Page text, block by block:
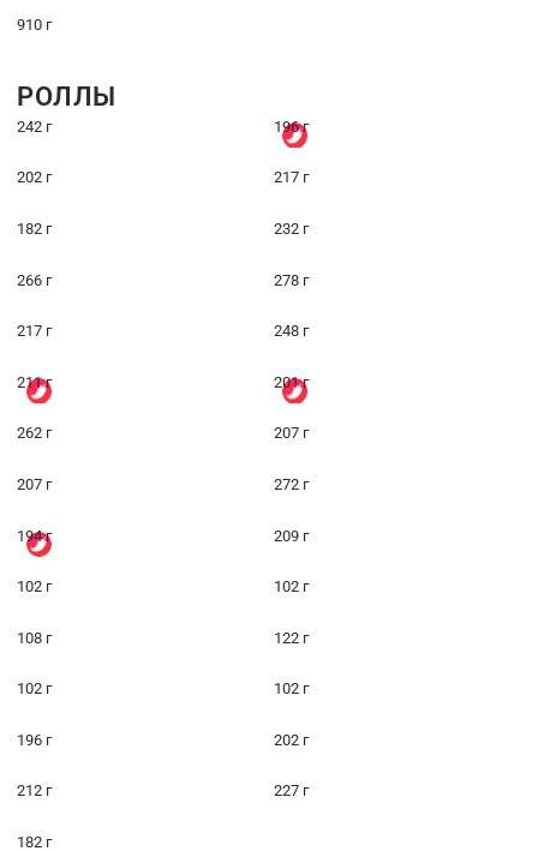
910 г
РОЛЛЫ
242 г 196 г
202 г 217 г
182 г 232 г
266 г 278 г
217 г 248 г
211 г 201 г
262 г 207 г
207 г 272 г
194 г 209 г
102 г 102 г
108 г 122 г
102 г 102 г
196 г 202 г
212 г 227 г
182 г